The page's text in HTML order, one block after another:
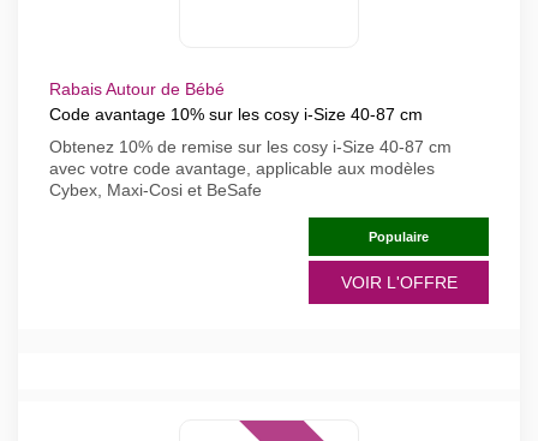
Rabais Autour de Bébé
Code avantage 10% sur les cosy i-Size 40-87 cm
Obtenez 10% de remise sur les cosy i-Size 40-87 cm
avec votre code avantage, applicable aux modèles
Cybex, Maxi-Cosi et BeSafe
Populaire
VOIR L'OFFRE